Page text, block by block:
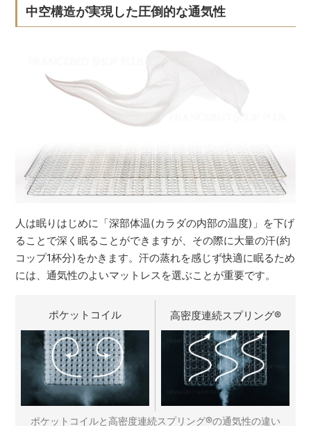
中空構造が実現した圧倒的な通気性
人は眠りはじめに「深部体温(カラダの内部の温度)」を下げ
ることで深く眠ることができますが、その際に大量の汗(約
コップ1杯分)をかきます。汗の蒸れを感じず快適に眠るため
には、通気性のよいマットレスを選ぶことが重要です。
ポケットコイル 高密度連続スプリング®
ポケットコイルと高密度連続スプリング®の通気性の違い